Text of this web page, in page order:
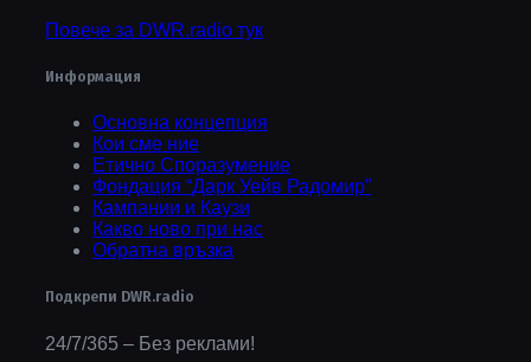
Повече за DWR.radio тук
Информация
Основна концепция
Кои сме ние
Етично Споразумение
Фондация “Дарк Уейв Радомир”
Кампании и Каузи
Какво ново при нас
Обратна връзка
Подкрепи DWR.radio
24/7/365 – Без реклами!